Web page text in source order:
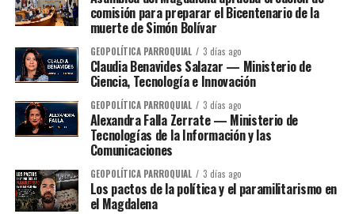
comisión para preparar el Bicentenario de la
muerte de Simón Bolívar
GEOPOLÍTICA PARROQUIAL 3 días ago
Claudia Benavides Salazar — Ministerio de
Ciencia, Tecnología e Innovación
GEOPOLÍTICA PARROQUIAL 3 días ago
Alexandra Falla Zerrate — Ministerio de
Tecnologías de la Información y las
Comunicaciones
GEOPOLÍTICA PARROQUIAL 3 días ago
Los pactos de la política y el paramilitarismo en
el Magdalena